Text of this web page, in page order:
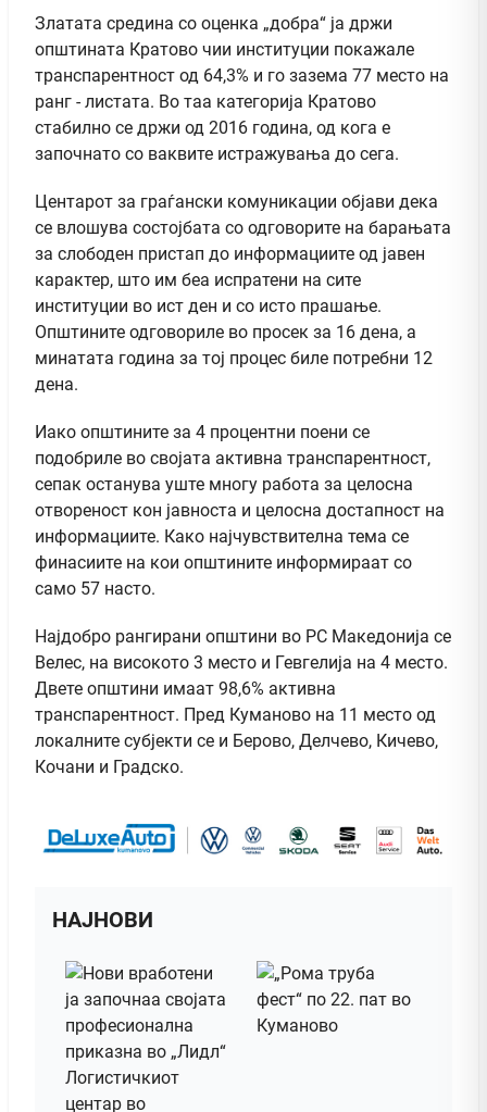
Златата средина со оценка „добра“ ја држи
општината Кратово чии институции покажале
транспарентност од 64,3% и го зазема 77 место на
ранг - листата. Во таа категорија Кратово
стабилно се држи од 2016 година, од кога е
започнато со ваквите истражувања до сега.
Центарот за граѓански комуникации објави дека
се влошува состојбата со одговорите на барањата
за слободен пристап до информациите од јавен
карактер, што им беа испратени на сите
институции во ист ден и со исто прашање.
Општините одговориле во просек за 16 дена, а
минатата година за тој процес биле потребни 12
дена.
Иако општините за 4 процентни поени се
подобриле во својата активна транспарентност,
сепак останува уште многу работа за целосна
отвореност кон јавноста и целосна достапност на
информациите. Како најчувствителна тема се
финасиите на кои општините информираат со
само 57 насто.
Најдобро рангирани општини во РС Македонија се
Велес, на високото 3 место и Гевгелија на 4 место.
Двете општини имаат 98,6% активна
транспарентност. Пред Куманово на 11 место од
локалните субјекти се и Берово, Делчево, Кичево,
Кочани и Градско.
НАЈНОВИ